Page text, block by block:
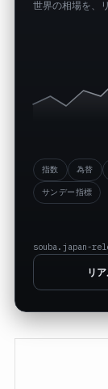
世界の相場を、
指数 為替
サンデー指標
souba.japan-
リ